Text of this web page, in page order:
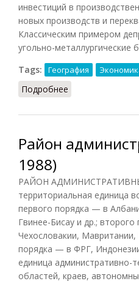
инвестиций в
новых производств и
Классическим примером
угольно-металлургические
Tags:
География
Подробнее
Район
1988)
РАЙОН
территориальная единица
первого порядка — в
Гвинее-Бисау и др.;
Чехословакии, Мавритании,
порядка — в ФРГ,
единица административно-
областей, краев,